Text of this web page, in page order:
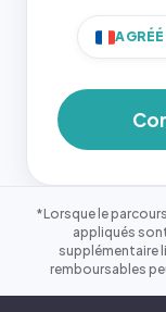
*Lorsque le
appliqués
supplémentaire
remboursables